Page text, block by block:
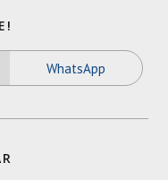
CONTENT
Opens
in
window
WhatsApp